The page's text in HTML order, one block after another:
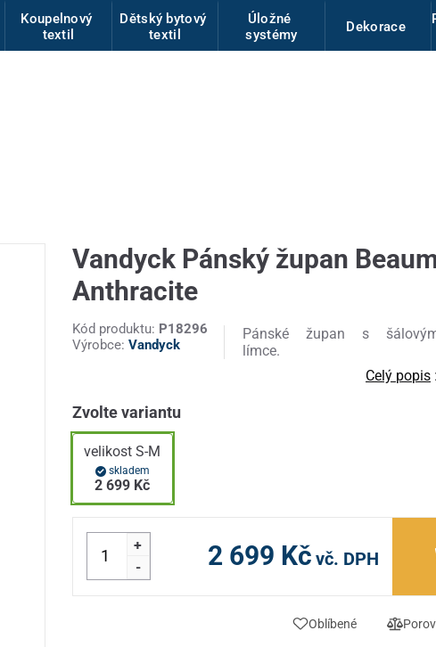
Koupelnový
textil
Dětský bytový
textil
Úložné
systémy
Dekorace
Vandyck Pánský župan
Anthracite
Kód produktu: P18296
Výrobce: Vandyck
Pánské župan s
límce.
Celý popis
Zvolte variantu
velikost S-M
skladem
2 699 Kč
+
-
2 699 Kč vč. DPH
Oblíbené